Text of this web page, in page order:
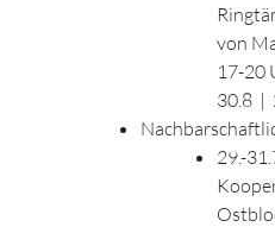
von
17-20
30.8 |
29.-